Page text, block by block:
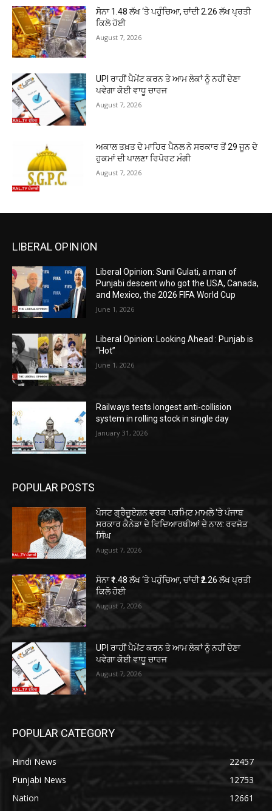
ਸੋਨਾ ₹1.48 ਲੱਖ ‘ਤੇ ਪਹੁੰਚਿਆ, ਚਾਂਦੀ ₹2.26 ਲੱਖ ਪ੍ਰਤੀ
ਕਿਲੋ ਹੋਈ
August 7, 2026
UPI ਰਾਹੀਂ ਪੈਮੇਂਟ ਕਰਨ ਤੇ ਆਮ ਲੋਕਾਂ ਨੂੰ ਨਹੀਂ ਦੇਣਾ
ਪਵੇਗਾ ਕੋਈ ਵਾਧੂ ਚਾਰਜ
August 7, 2026
ਅਕਾਲ ਤਖ਼ਤ ਦੇ ਮਾਹਿਰ ਪੈਨਲ ਨੇ ਸਰਕਾਰ ਤੋਂ 29 ਜੂਨ ਦੇ
ਹੁਕਮਾਂ ਦੀ ਪਾਲਣਾ ਰਿਪੋਰਟ ਮੰਗੀ
August 7, 2026
LIBERAL OPINION
Liberal Opinion: Sunil Gulati, a man of
Punjabi descent who got the USA, Canada,
and Mexico, the 2026 FIFA World Cup
June 1, 2026
Liberal Opinion: Looking Ahead : Punjab is
“Hot”
June 1, 2026
Railways tests longest anti-collision
system in rolling stock in single day
January 31, 2026
POPULAR POSTS
ਪੋਸਟ ਗ੍ਰੈਜੂਏਸ਼ਨ ਵਰਕ ਪਰਮਿਟ ਮਾਮਲੇ ‘ਤੇ ਪੰਜਾਬ
ਸਰਕਾਰ ਕੈਨੇਡਾ ਦੇ ਵਿਦਿਆਰਥੀਆਂ ਦੇ ਨਾਲ: ਰਵਜੋਤ
ਸਿੰਘ
August 7, 2026
ਸੋਨਾ ₹1.48 ਲੱਖ ‘ਤੇ ਪਹੁੰਚਿਆ, ਚਾਂਦੀ ₹2.26 ਲੱਖ ਪ੍ਰਤੀ
ਕਿਲੋ ਹੋਈ
August 7, 2026
UPI ਰਾਹੀਂ ਪੈਮੇਂਟ ਕਰਨ ਤੇ ਆਮ ਲੋਕਾਂ ਨੂੰ ਨਹੀਂ ਦੇਣਾ
ਪਵੇਗਾ ਕੋਈ ਵਾਧੂ ਚਾਰਜ
August 7, 2026
POPULAR CATEGORY
Hindi News
22457
Punjabi News
12753
Nation
12661